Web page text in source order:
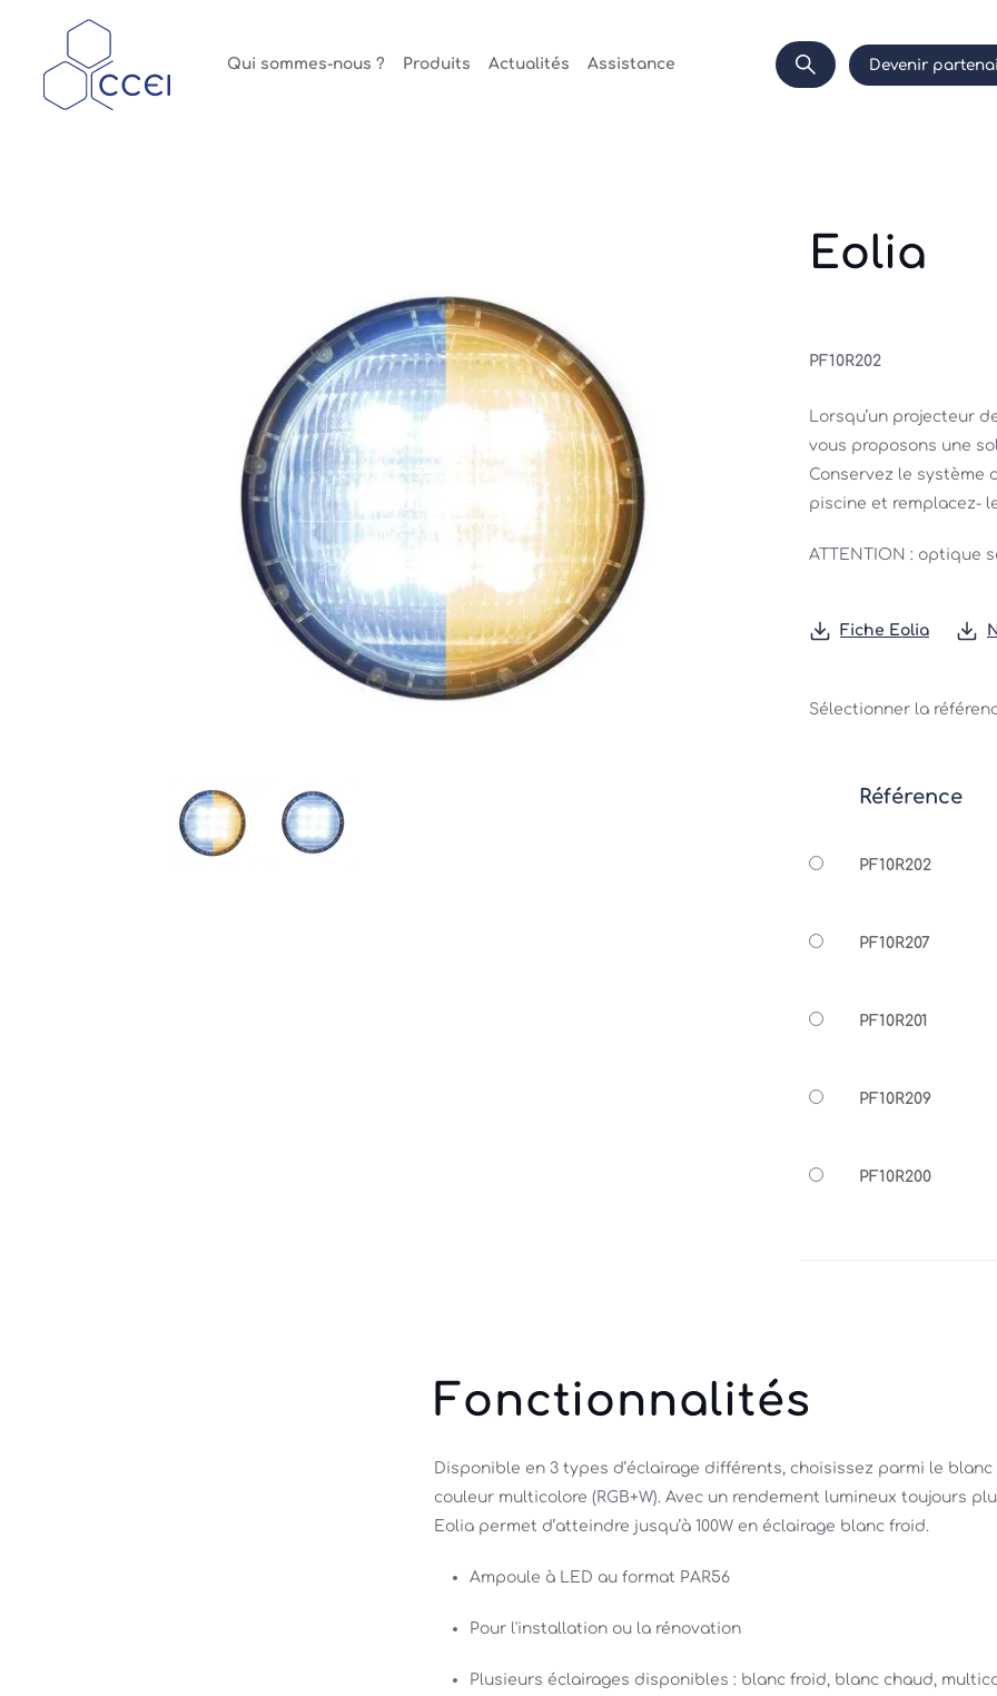
Qui sommes-nous ? Produits Actualités Assistance Devenir
Eolia
PF10R202
Lorsqu’un projecteur
vous proposons une
Conservez le système
piscine et remplacez-
ATTENTION : optique
Fiche Eolia
Sélectionner la
Référence
PF10R202
PF10R207
PF10R201
PF10R209
PF10R200
Fonctionnalités
Disponible en 3 types d’éclairage différents, choisissez parmi le
couleur multicolore (RGB+W). Avec un rendement lumineux toujours
Eolia permet d’atteindre jusqu’à 100W en éclairage blanc froid.
Ampoule à LED au format PAR56
Pour l'installation ou la rénovation
Plusieurs éclairages disponibles : blanc froid, blanc chaud,